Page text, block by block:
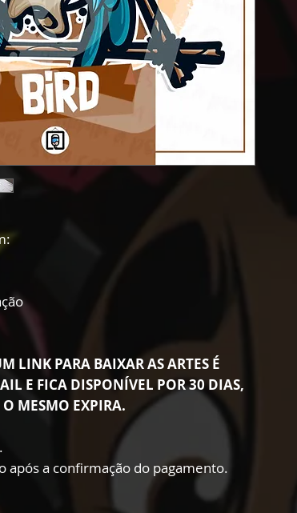
LINK PARA BAIXAR AS ARTES É
E FICA DISPONÍVEL POR 30 DIAS,
MESMO EXPIRA.
após a confirmação do pagamento.